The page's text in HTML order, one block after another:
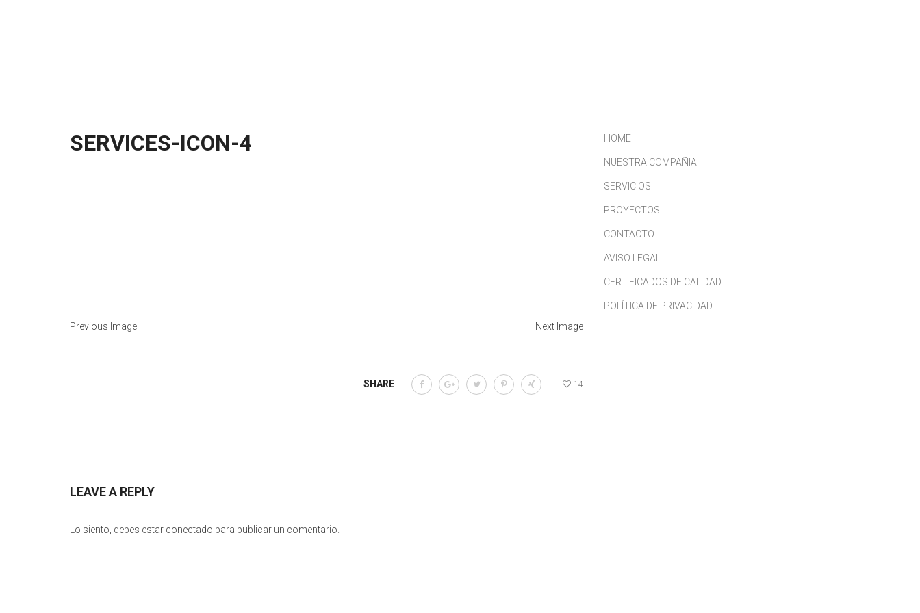
SERVICES-ICON-4
Previous Image Next Image
SHARE 14
LEAVE A REPLY
Lo siento, debes estar conectado para publicar un comentario.
HOME
NUESTRA COMPAÑIA
SERVICIOS
PROYECTOS
CONTACTO
AVISO LEGAL
CERTIFICADOS DE CALIDAD
POLÍTICA DE PRIVACIDAD